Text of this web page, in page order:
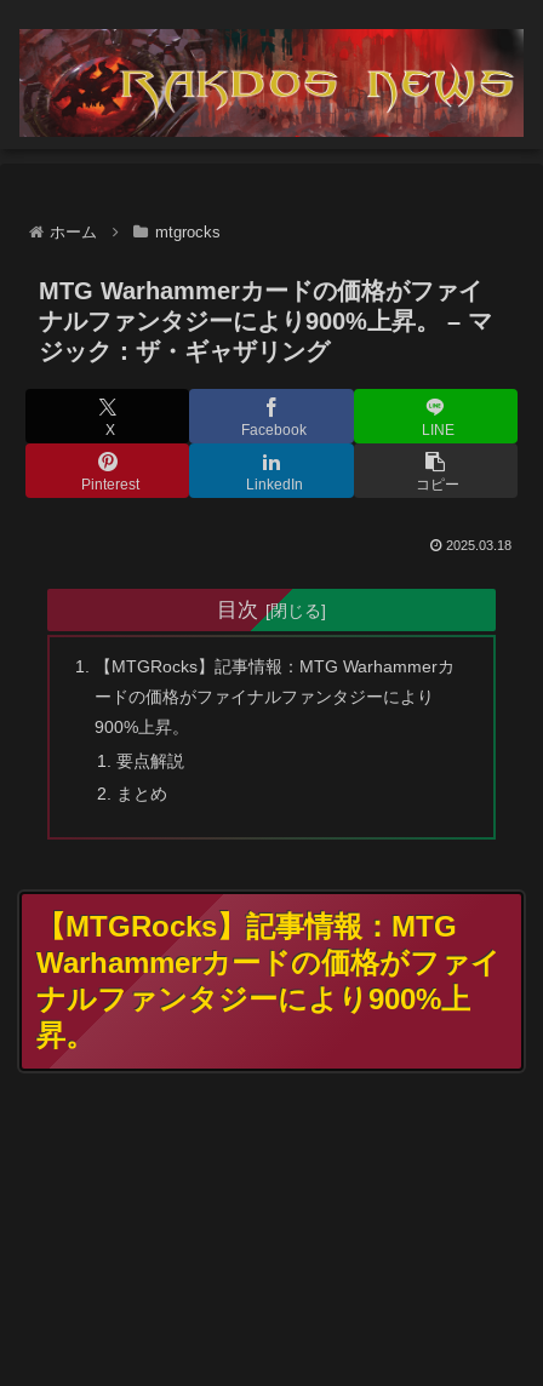
ホーム mtgrocks
MTG Warhammerカードの価格がファイ
ナルファンタジーにより900%上昇。 – マ
ジック：ザ・ギャザリング
X Facebook LINE
Pinterest LinkedIn コピー
2025.03.18
目次
【MTGRocks】記事情報：MTG Warhammerカ
ードの価格がファイナルファンタジーにより
900%上昇。
要点解説
まとめ
【MTGRocks】記事情報：MTG
Warhammerカードの価格がファイ
ナルファンタジーにより900%上
昇。